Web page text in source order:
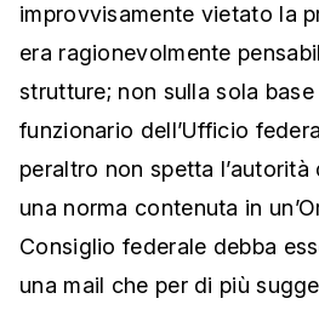
improvvisamente vietato la
era ragionevolmente
strutture; non sulla sola
funzionario dell’Ufficio
peraltro non spetta
una norma contenuta in
Consiglio federale debba
una mail che per di più